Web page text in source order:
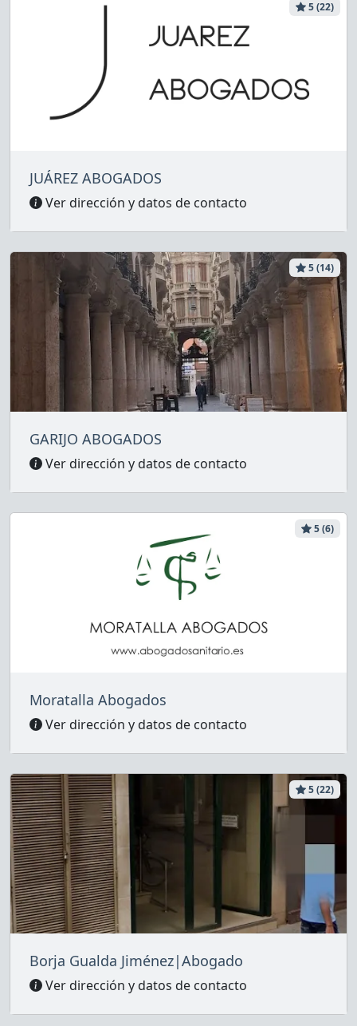
5 (22)
JUÁREZ ABOGADOS
Ver dirección y datos de contacto
5 (14)
GARIJO ABOGADOS
Ver dirección y datos de contacto
5 (6)
Moratalla Abogados
Ver dirección y datos de contacto
5 (22)
Borja Gualda Jiménez|Abogado
Ver dirección y datos de contacto